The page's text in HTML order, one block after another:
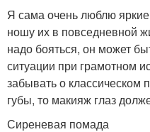
Я сама очень люблю
ношу их в повседневной
надо бояться, он может
ситуации при грамотном
забывать о классическом
губы, то макияж глаз
Сиреневая помада